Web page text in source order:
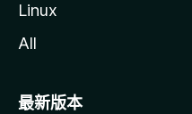
Linux
All
最新版本